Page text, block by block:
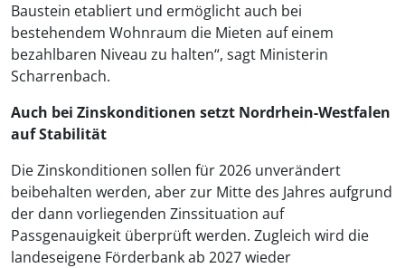
Baustein etabliert und ermöglicht auch bei
bestehendem Wohnraum die Mieten auf einem
bezahlbaren Niveau zu halten“, sagt Ministerin
Scharrenbach.
Auch bei Zinskonditionen setzt Nordrhein-Westfalen
auf Stabilität
Die Zinskonditionen sollen für 2026 unverändert
beibehalten werden, aber zur Mitte des Jahres aufgrund
der dann vorliegenden Zinssituation auf
Passgenauigkeit überprüft werden. Zugleich wird die
landeseigene Förderbank ab 2027 wieder